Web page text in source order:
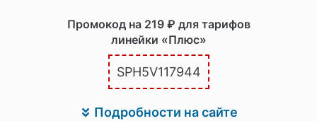
Промокод на 219 ₽ для тарифов
линейки «Плюс»
SPH5V117944
Подробности на сайте